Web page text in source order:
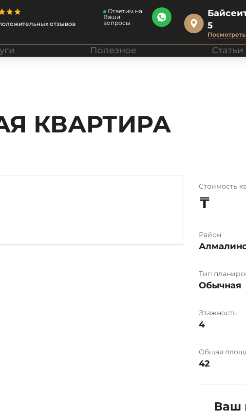
отзывов
Ответим на
Ваши
вопросы
5
Полезное Статьи
КВАРТИРА
Стоимость
₸
Район
Тип
Обычная
Этажность
4
Общая
42
Ваш